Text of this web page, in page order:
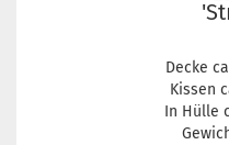
Decke
Kissen
In Hülle